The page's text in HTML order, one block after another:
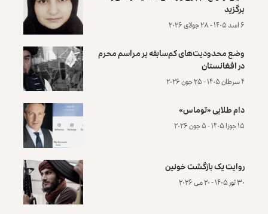
برگزید
۶ اسد ۱۴۰۵ - ۲۸ جولای ۲۰۲۶
وضع محدودیت‌های کم‌سابقه بر مراسم محرم
در افغانستان
۴ سرطان ۱۴۰۵ - ۲۵ جون ۲۰۲۶
دام طلایی «توماس»
۱۵ جوزا ۱۴۰۵ - ۵ جون ۲۰۲۶
روایت یک بازگشت خونین
۳۰ ثور ۱۴۰۵ - ۲۰ می ۲۰۲۶